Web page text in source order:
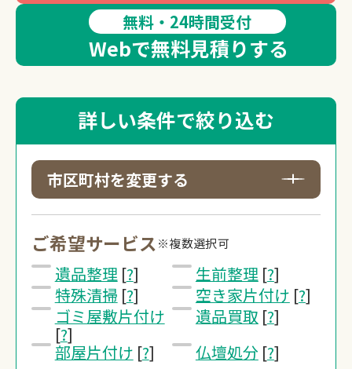
無料・24時間受付
Webで無料見積りする
詳しい条件で絞り込む
市区町村を変更する
ご希望サービス※複数選択可
遺品整理 [?] 生前整理 [?]
特殊清掃 [?] 空き家片付け [?]
ゴミ屋敷片付け
[?]
遺品買取 [?]
部屋片付け [?] 仏壇処分 [?]